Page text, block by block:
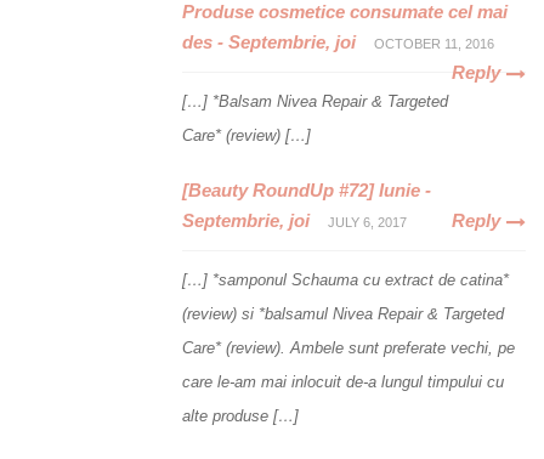
Produse cosmetice consumate cel mai
des - Septembrie, joi
OCTOBER 11, 2016
Reply
[…] *Balsam Nivea Repair & Targeted
Care* (review) […]
[Beauty RoundUp #72] Iunie -
Septembrie, joi
JULY 6, 2017 Reply
[…] *samponul Schauma cu extract de catina*
(review) si *balsamul Nivea Repair & Targeted
Care* (review). Ambele sunt preferate vechi, pe
care le-am mai inlocuit de-a lungul timpului cu
alte produse […]